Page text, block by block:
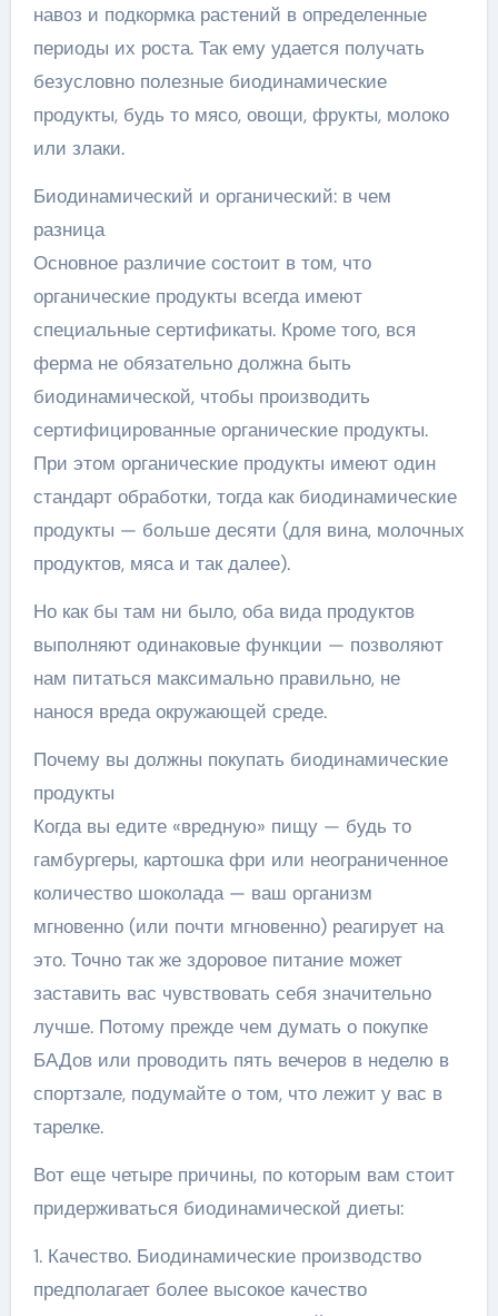
навоз и подкормка растений в определенные
периоды их роста. Так ему удается получать
безусловно полезные биодинамические
продукты, будь то мясо, овощи, фрукты, молоко
или злаки.
Биодинамический и органический: в чем
разница
Основное различие состоит в том, что
органические продукты всегда имеют
специальные сертификаты. Кроме того, вся
ферма не обязательно должна быть
биодинамической, чтобы производить
сертифицированные органические продукты.
При этом органические продукты имеют один
стандарт обработки, тогда как биодинамические
продукты — больше десяти (для вина, молочных
продуктов, мяса и так далее).
Но как бы там ни было, оба вида продуктов
выполняют одинаковые функции — позволяют
нам питаться максимально правильно, не
нанося вреда окружающей среде.
Почему вы должны покупать биодинамические
продукты
Когда вы едите «вредную» пищу — будь то
гамбургеры, картошка фри или неограниченное
количество шоколада — ваш организм
мгновенно (или почти мгновенно) реагирует на
это. Точно так же здоровое питание может
заставить вас чувствовать себя значительно
лучше. Потому прежде чем думать о покупке
БАДов или проводить пять вечеров в неделю в
спортзале, подумайте о том, что лежит у вас в
тарелке.
Вот еще четыре причины, по которым вам стоит
придерживаться биодинамической диеты:
1. Качество. Биодинамические производство
предполагает более высокое качество